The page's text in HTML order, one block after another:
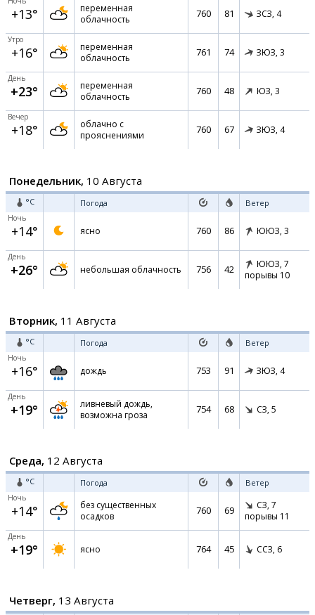
+13°
переменная
облачность
760 81 ЗСЗ, 4
Утро
+16°
переменная
облачность
761 74 ЗЮЗ, 3
День
+23°
переменная
облачность
760 48 ЮЗ, 3
Вечер
+18°
облачно с
прояснениями
760 67 ЗЮЗ, 4
Понедельник, 10 Августа
°C Погода Ветер
Ночь
+14° ясно 760 86 ЮЮЗ, 3
День
+26° небольшая облачность 756 42 ЮЮЗ, 7
порывы 10
Вторник, 11 Августа
°C Погода Ветер
Ночь
+16° дождь 753 91 ЗЮЗ, 4
День
+19°
ливневый дождь,
возможна гроза
754 68 СЗ, 5
Среда, 12 Августа
°C Погода Ветер
Ночь
+14°
без существенных
осадков
760 69 СЗ, 7
порывы 11
День
+19° ясно 764 45 ССЗ, 6
Четверг, 13 Августа